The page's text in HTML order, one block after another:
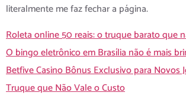
literalmente me faz fechar a página.
Roleta online 50 reais: o truque barato que
O bingo eletrônico em Brasília não é mais
Betfive Casino Bônus Exclusivo para Novos
Truque que Não Vale o Custo